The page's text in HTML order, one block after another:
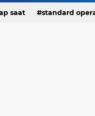
saat standard